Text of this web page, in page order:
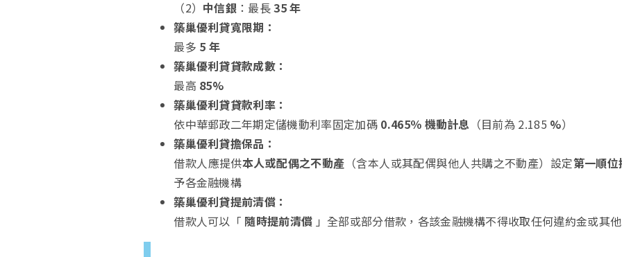
（2） 中信銀 ：最長35 年
築巢優利貸寬限期：
最多 5 年
築巢優利貸貸款成數：
最高 85%
築巢優利貸貸款利率：
依中華郵政二年期定儲機動利率固定加碼0.465％ 機動計息 （目前為 2.185 %）
築巢優利貸擔保品：
借款人應提供本人或配偶之不動產 （含本人或其配偶與他人共購之不動產）設定第一順
予各金融機構
築巢優利貸提前清償：
借款人可以「 隨時提前清償 」全部或部分借款，各該金融機構不得收取任何違約金或其